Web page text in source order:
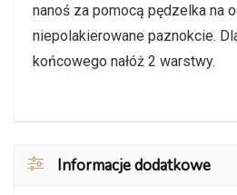
nanoś za pomocą pędzelka na
niepolakierowane paznokcie.
końcowego nałóż 2 warstwy.
Informacje dodatkowe